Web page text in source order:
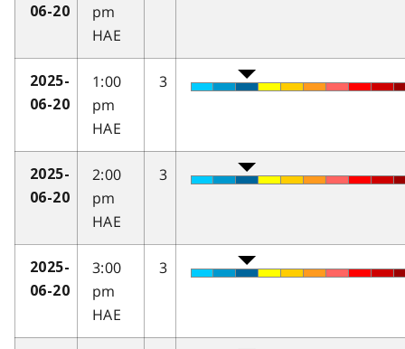
06-20
pm
HAE
2025-
06-20
1:00
pm
HAE
3
2025-
06-20
2:00
pm
HAE
3
2025-
06-20
3:00
pm
HAE
3